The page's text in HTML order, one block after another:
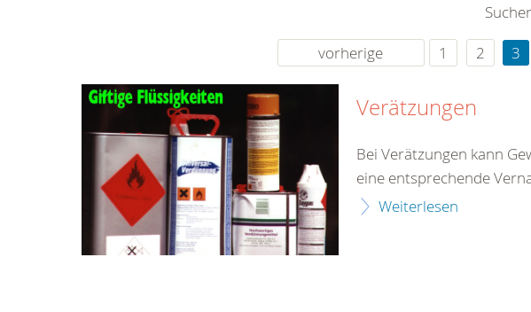
rund um die Uhr
vorherige
1 2 3
Verätzungen
Bei Verätzungen kann
eine entsprechende
Weiterlesen